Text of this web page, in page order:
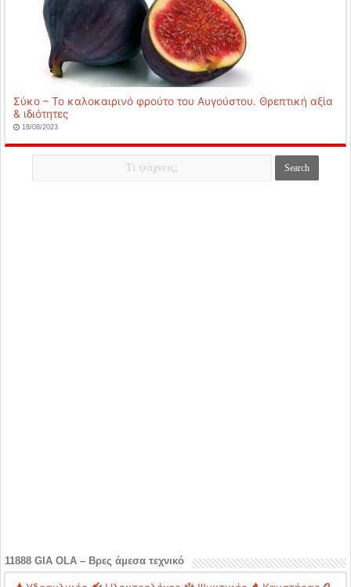
Σύκο – Το καλοκαιρινό φρούτο του Αυγούστου. Θρεπτική αξία
& ιδιότητες
18/08/2023
11888 GIA OLA – Βρες άμεσα τεχνικό